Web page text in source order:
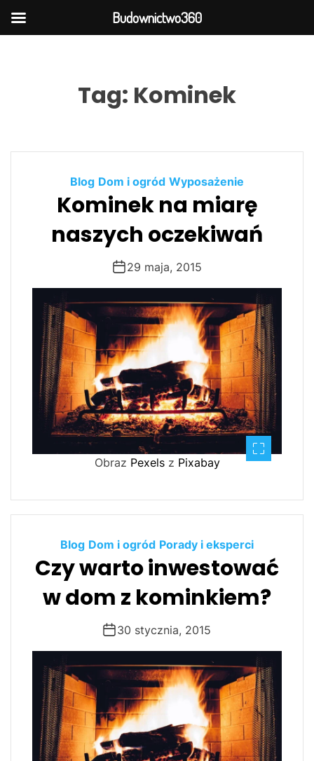
Tag: Kominek
Blog Dom i ogród Wyposażenie
Kominek na miarę
naszych oczekiwań
29 maja, 2015
Obraz Pexelsz Pixabay
Blog Dom i ogród Porady i eksperci
Czy warto inwestować
w dom z kominkiem?
30 stycznia, 2015
Budownictwo360